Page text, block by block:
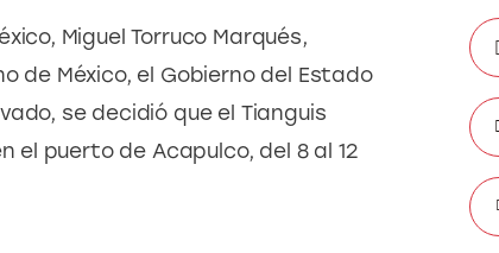
Miguel Torruco Marqués,
de México, el Gobierno del Estado
se decidió que el Tianguis
el puerto de Acapulco, del 8 al 12